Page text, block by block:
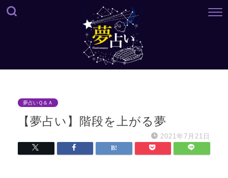
夢占いＱ＆Ａ
【夢占い】階段を上がる夢
2021年7月21日